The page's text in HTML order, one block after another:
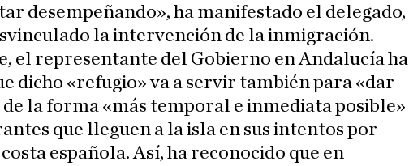
desempeñando», ha manifestado el delegado,
la intervención de la inmigración.
el representante del Gobierno en Andalucía ha
dicho «refugio» va a servir también para «dar
la forma «más temporal e inmediata posible»
que lleguen a la isla en sus intentos por
española. Así, ha reconocido que en